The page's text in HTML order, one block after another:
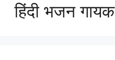
हिंदी भजन गायक